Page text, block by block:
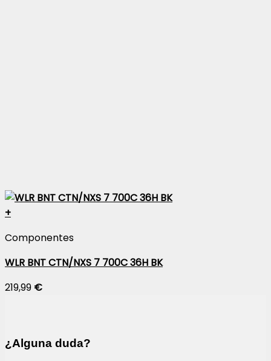
+
Componentes
WLR BNT CTN/NXS 7 700C 36H BK
219,99 €
¿Alguna duda?